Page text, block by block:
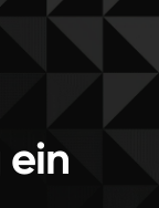
ein